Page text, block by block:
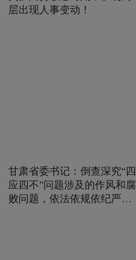
层出现人事变动！
甘肃省委书记：倒查深究“四
应四不”问题涉及的作风和腐
败问题，依法依规依纪严肃